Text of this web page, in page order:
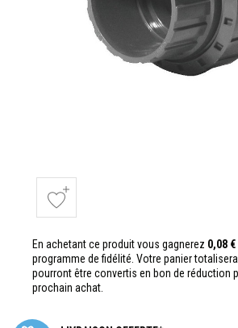
En achetant ce produit vous gagnerez 0,08 €
programme de fidélité. Votre panier totalisera
pourront être convertis en bon de réduction
prochain achat.